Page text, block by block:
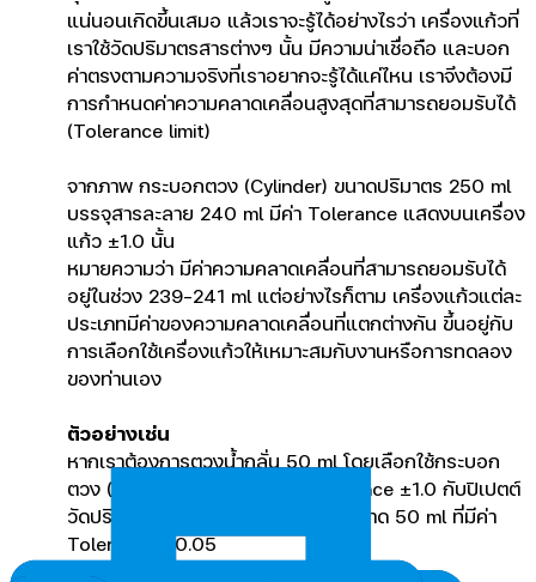
แน่นอนเกิดขึ้นเสมอ แล้วเราจะรู้ได้อย่างไรว่า เครื่องแก้วที่
เราใช้วัดปริมาตรสารต่างๆ นั้น มีความน่าเชื่อถือ และบอก
ค่าตรงตามความจริงที่เราอยากจะรู้ได้แค่ไหน เราจึงต้องมี
การกำหนดค่าความคลาดเคลื่อนสูงสุดที่สามารถยอมรับได้
(Tolerance limit)
จากภาพ กระบอกตวง (Cylinder) ขนาดปริมาตร 250 ml
บรรจุสารละลาย 240 ml มีค่า Tolerance แสดงบนเครื่อง
แก้ว ±1.0 นั้น
หมายความว่า มีค่าความคลาดเคลื่อนที่สามารถยอมรับได้
อยู่ในช่วง 239-241 ml แต่อย่างไรก็ตาม เครื่องแก้วแต่ละ
ประเภทมีค่าของความคลาดเคลื่อนที่แตกต่างกัน ขึ้นอยู่กับ
การเลือกใช้เครื่องแก้วให้เหมาะสมกับงานหรือการทดลอง
ของท่านเอง
ตัวอย่างเช่น
หากเราต้องการตวงน้ำกลั่น 50 ml โดยเลือกใช้กระบอก
ตวง (Cylinder) 50 ml ที่มีค่า Tolerance ±1.0 กับปิเปตต์
วัดปริมาตร (Volumetric pipette) ขนาด 50 ml ที่มีค่า
Tolerance ±0.05